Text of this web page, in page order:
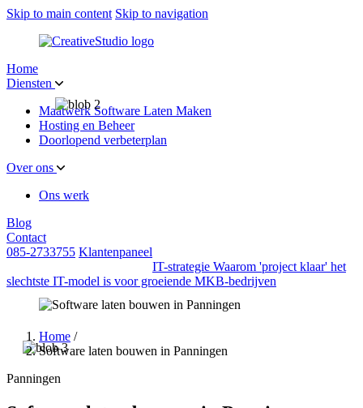
Skip to main content Skip to navigation
Home
Diensten
Maatwerk Software Laten Maken
Hosting en Beheer
Doorlopend verbeterplan
Over ons
Ons werk
Blog
Contact
085-2733755 Klantenpaneel
IT-strategie Waarom 'project klaar' het
slechtste IT-model is voor groeiende MKB-bedrijven
Home /
Software laten bouwen in Panningen
Panningen